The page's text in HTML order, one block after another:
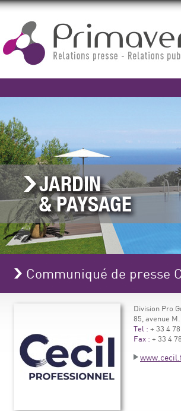
Communiqué de presse
Division Pro
85, avenue
Tel : + 33 4
Fax : + 33 4